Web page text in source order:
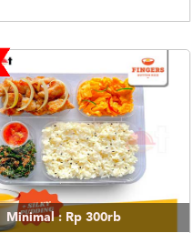
Minimal : Rp 300rb